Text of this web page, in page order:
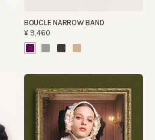
BOUCLE NARROW BAND
¥9,460